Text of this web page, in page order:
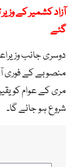
آزاد کشمیر کے
گئے
دوسری جانب
منصوبے کے فوری
مری کے عوام کو
شروع ہو جائے گا۔